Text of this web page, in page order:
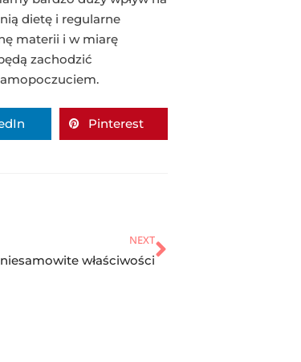
dietę i regularne
materii i w miarę
zachodzić
Pinterest
NEXT
właściwości